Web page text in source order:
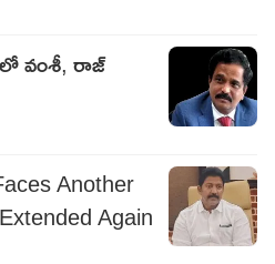
వంశీ, రాజ్
Another
Again